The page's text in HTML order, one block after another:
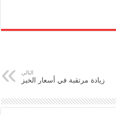
التالي
زيادة مرتقبة في أسعار الخبز